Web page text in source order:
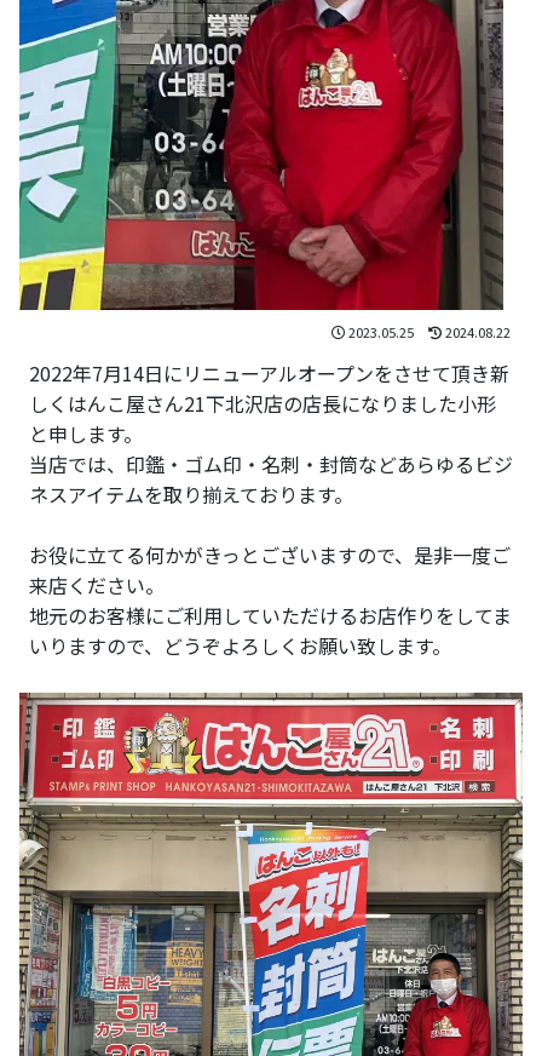
2023.05.25 2024.08.22
2022年7月14日にリニューアルオープンをさせて頂き新
しくはんこ屋さん21下北沢店の店長になりました小形
と申します。
当店では、印鑑・ゴム印・名刺・封筒などあらゆるビジ
ネスアイテムを取り揃えております。
お役に立てる何かがきっとございますので、是非一度ご
来店ください。
地元のお客様にご利用していただけるお店作りをしてま
いりますので、どうぞよろしくお願い致します。